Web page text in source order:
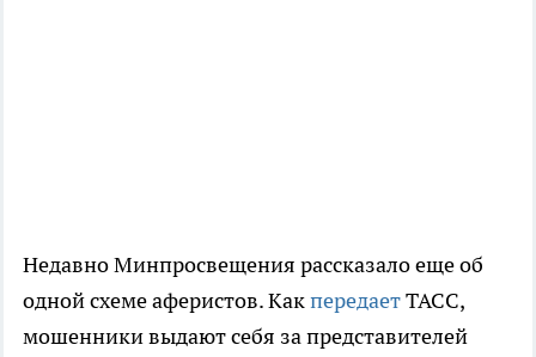
Недавно Минпросвещения рассказало еще об
одной схеме аферистов. КакпередаетТАСС,
мошенники выдают себя за представителей